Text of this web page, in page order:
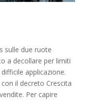
sulle due ruote
a decollare per limiti
applicazione.
il decreto Crescita
Per capire